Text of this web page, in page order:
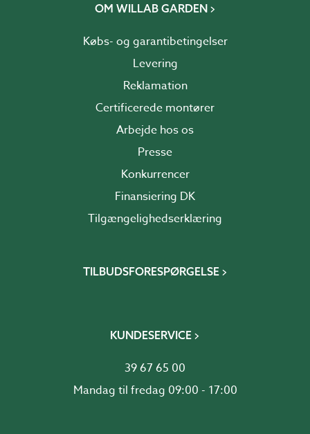
OM WILLAB GARDEN
Købs- og garantibetingelser
Levering
Reklamation
Certificerede montører
Arbejde hos os
Presse
Konkurrencer
Finansiering DK
Tilgængelighedserklæring
TILBUDSFORESPØRGELSE
KUNDESERVICE
39 67 65 00
Mandag til fredag 09:00 - 17:00